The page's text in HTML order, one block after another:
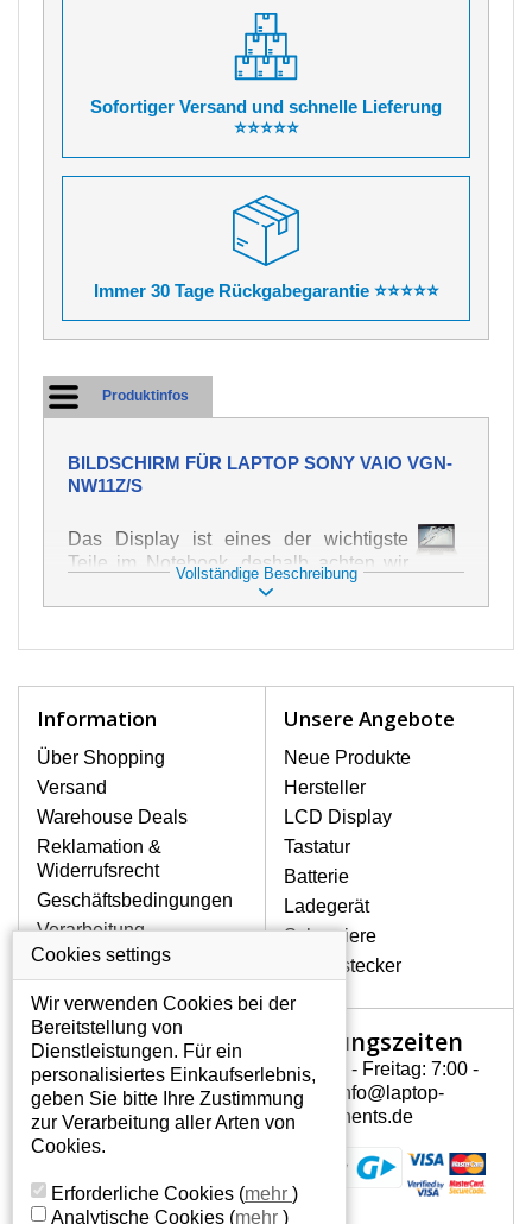
Sofortiger Versand und schnelle Lieferung
⭐⭐⭐⭐⭐
Immer 30 Tage Rückgabegarantie ⭐⭐⭐⭐⭐
Produktinfos
BILDSCHIRM FÜR LAPTOP SONY VAIO VGN-
NW11Z/S
Das Display ist eines der wichtigste
Teile im Notebook, deshalb achten wir
auf höchste Qualität dieses Ersatzteils.
Er dient zur Darstellung von Texten und
schnell, deshalb ist es wichtig, mit dem
Zu den häufigsten Beschädigungen
gehören mechanische Schäden, z. B.
ein geborstenes Display oder Risse.
Ferner senkrechte Streifen, das Display
leuchtet nicht, blinkt unregelmäßig oder
ist ungleichmäßig hell.
LCD DISPLAYS SONY VAIO VGN-
NW11Z/S VON HÖCHSTER
QUALITÄT!
Originaldisplays, die die hohe
Qualitätsklasse A+ erfüllen, also ohne
mangelhafte Pixel, und zwar über die
gesamte Garantiezeit. Zum Beispiel
von den globalen Herstellern AUO,
Chi-Mei, Toshiba, Hannstar,
Chunghwa, Samsung, LG Phillips und
Vollständige Beschreibung
Information
Über Shopping
Versand
Warehouse Deals
Reklamation &
Widerrufsrecht
Geschäftsbedingungen
Verarbeitung
personenbezogener
Daten
Über uns - Impressum
Unsere Angebote
Neue Produkte
Hersteller
LCD Display
Tastatur
Batterie
Ladegerät
Scharniere
Gerätestecker
Mein Konto
Mein Konto
Persönliche Daten
Addressen
Öffnungszeiten
Montag - Freitag: 7:00 -
15:30 info@laptop-
components.de
Cookies settings
Wir verwenden Cookies bei der
Bereitstellung von
Dienstleistungen. Für ein
personalisiertes Einkaufserlebnis,
geben Sie bitte Ihre Zustimmung
zur Verarbeitung aller Arten von
Cookies.
Erforderliche Cookies (mehr )
Analytische Cookies (mehr )